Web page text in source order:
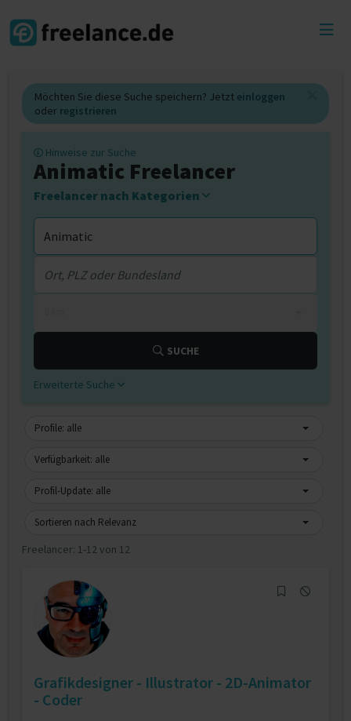
Möchten Sie diese Suche speichern? Jetzt einloggen
oder registrieren
Hinweise zur Suche
Animatic Freelancer
Freelancer nach Kategorien
SUCHE
Erweiterte Suche
Profile: alle
Verfügbarkeit: alle
Profil-Update: alle
Sortieren nach Relevanz
Freelancer: 1-12 von 12
Grafikdesigner - Illustrator - 2D-Animator
- Coder